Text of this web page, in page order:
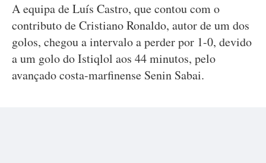
A equipa de Luís Castro, que contou com o
contributo de Cristiano Ronaldo, autor de um dos
golos, chegou a intervalo a perder por 1-0, devido
a um golo do Istiqlol aos 44 minutos, pelo
avançado costa-marfinense Senin Sabai.